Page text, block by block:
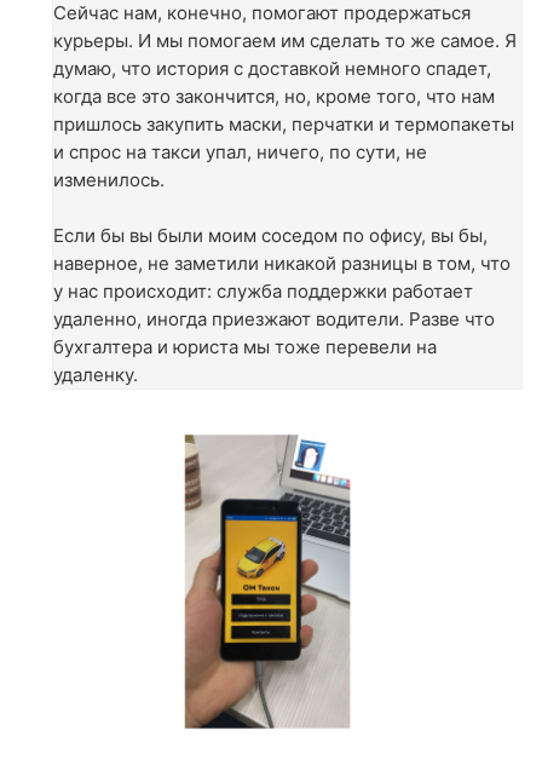
Сейчас нам, конечно, помогают продержаться
курьеры. И мы помогаем им сделать то же самое. Я
думаю, что история с доставкой немного спадет,
когда все это закончится, но, кроме того, что нам
пришлось закупить маски, перчатки и термопакеты
и спрос на такси упал, ничего, по сути, не
изменилось.
Если бы вы были моим соседом по офису, вы бы,
наверное, не заметили никакой разницы в том, что
у нас происходит: служба поддержки работает
удаленно, иногда приезжают водители. Разве что
бухгалтера и юриста мы тоже перевели на
удаленку.